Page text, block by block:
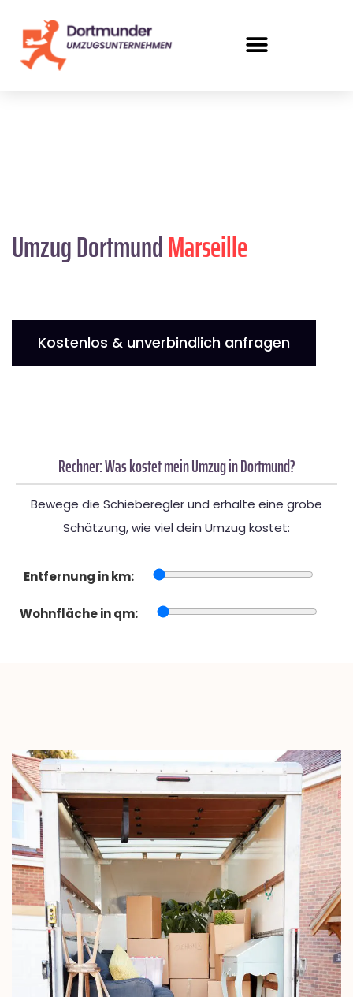
Umzug DortmundMarseille
Kostenlos & unverbindlich anfragen
Rechner: Was kostet mein Umzug in Dortmund?
Bewege die Schieberegler und erhalte eine grobe
Schätzung, wie viel dein Umzug kostet:
Entfernung in km:
Wohnfläche in qm: